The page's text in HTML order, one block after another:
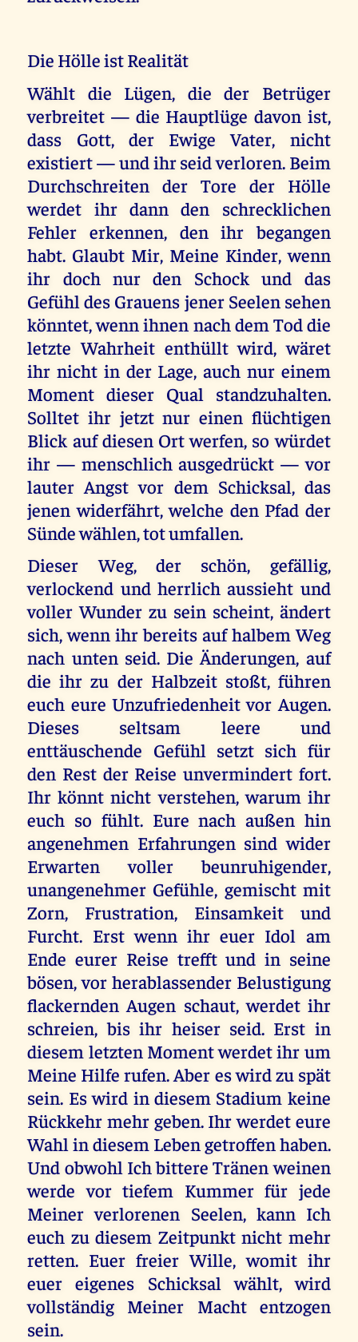
Die Hölle ist Realität
Wählt die Lügen, die der Betrüger
verbreitet — die Hauptlüge davon ist,
dass Gott, der Ewige Vater, nicht
existiert — und ihr seid verloren. Beim
Durchschreiten der Tore der Hölle
werdet ihr dann den schrecklichen
Fehler erkennen, den ihr begangen
habt. Glaubt Mir, Meine Kinder, wenn
ihr doch nur den Schock und das
Gefühl des Grauens jener Seelen sehen
könntet, wenn ihnen nach dem Tod die
letzte Wahrheit enthüllt wird, wäret
ihr nicht in der Lage, auch nur einem
Moment dieser Qual standzuhalten.
Solltet ihr jetzt nur einen flüchtigen
Blick auf diesen Ort werfen, so würdet
ihr — menschlich ausgedrückt — vor
lauter Angst vor dem Schicksal, das
jenen widerfährt, welche den Pfad der
Sünde wählen, tot umfallen.
Dieser Weg, der schön, gefällig,
verlockend und herrlich aussieht und
voller Wunder zu sein scheint, ändert
sich, wenn ihr bereits auf halbem Weg
nach unten seid. Die Änderungen, auf
die ihr zu der Halbzeit stoßt, führen
euch eure Unzufriedenheit vor Augen.
Dieses seltsam leere und
enttäuschende Gefühl setzt sich für
den Rest der Reise unvermindert fort.
Ihr könnt nicht verstehen, warum ihr
euch so fühlt. Eure nach außen hin
angenehmen Erfahrungen sind wider
Erwarten voller beunruhigender,
unangenehmer Gefühle, gemischt mit
Zorn, Frustration, Einsamkeit und
Furcht. Erst wenn ihr euer Idol am
Ende eurer Reise trefft und in seine
bösen, vor herablassender Belustigung
flackernden Augen schaut, werdet ihr
schreien, bis ihr heiser seid. Erst in
diesem letzten Moment werdet ihr um
Meine Hilfe rufen. Aber es wird zu spät
sein. Es wird in diesem Stadium keine
Rückkehr mehr geben. Ihr werdet eure
Wahl in diesem Leben getroffen haben.
Und obwohl Ich bittere Tränen weinen
werde vor tiefem Kummer für jede
Meiner verlorenen Seelen, kann Ich
euch zu diesem Zeitpunkt nicht mehr
retten. Euer freier Wille, womit ihr
euer eigenes Schicksal wählt, wird
vollständig Meiner Macht entzogen
sein.